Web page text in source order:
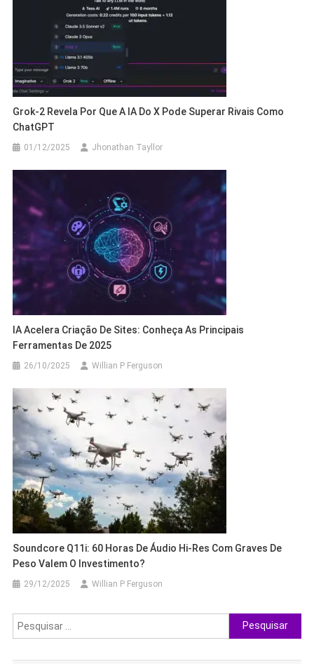
Grok-2 Revela Por Que A IA Do X Pode Superar Rivais Como
ChatGPT
01/12/2025 Jhonathan Tayllor
IA Acelera Criação De Sites: Conheça As Principais
Ferramentas De 2025
26/10/2025 Willian P Ferguson
Soundcore Q11i: 60 Horas De Áudio Hi-Res Com Graves De
Peso Valem O Investimento?
29/12/2025 Willian P Ferguson
Pesquisar
por: